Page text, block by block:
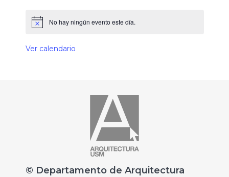
No hay ningún evento este día.
Ver calendario
© Departamento de Arquitectura